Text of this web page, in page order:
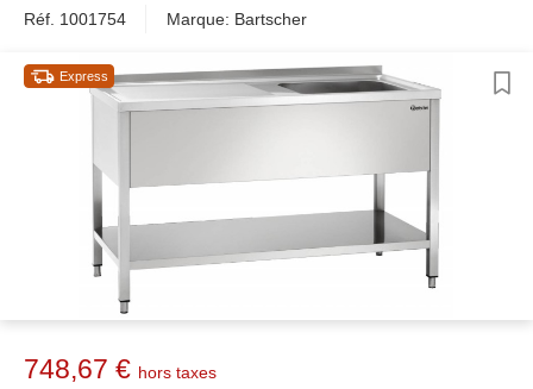
Réf. 1001754 Marque: Bartscher
Express
748,67 € hors taxes